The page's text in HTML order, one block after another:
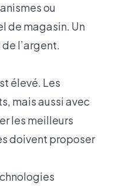
ou
de magasin. Un
l’argent.
élevé. Les
mais aussi avec
les meilleurs
doivent proposer